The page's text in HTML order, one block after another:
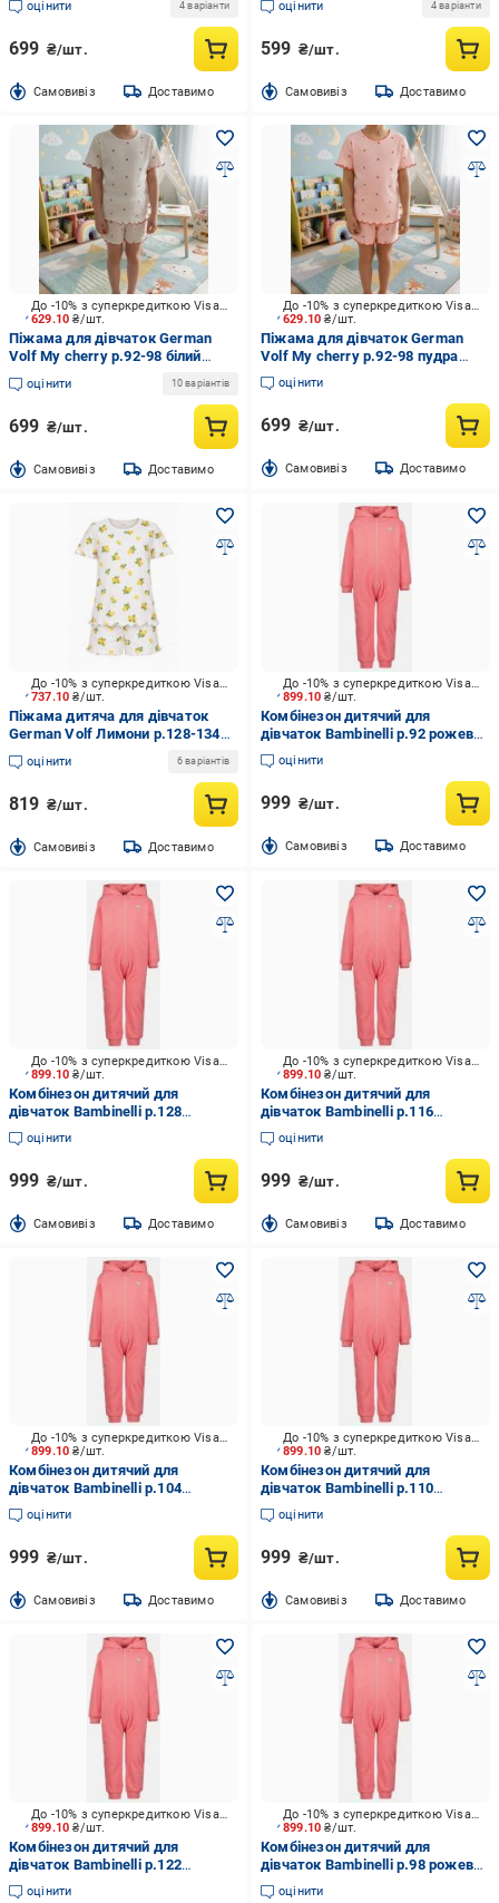
оцінити 4 варіанти
699 ₴/шт.
Cамовивіз Доставимо
оцінити 4 варіанти
599 ₴/шт.
Cамовивіз Доставимо
629.10₴/шт.
До -10% з суперкредиткою Visa Вигода
Піжама для дівчаток German
Volf My cherry р.92-98 білий
26062
оцінити 10 варіантів
699 ₴/шт.
Cамовивіз Доставимо
629.10₴/шт.
До -10% з суперкредиткою Visa Вигода
Піжама для дівчаток German
Volf My cherry р.92-98 пудра
26062
оцінити
699 ₴/шт.
Cамовивіз Доставимо
737.10₴/шт.
До -10% з суперкредиткою Visa Вигода
Піжама дитяча для дівчаток
German Volf Лимони р.128-134
білий із принтом 26038
оцінити 6 варіантів
819 ₴/шт.
Cамовивіз Доставимо
899.10₴/шт.
До -10% з суперкредиткою Visa Вигода
Комбінезон дитячий для
дівчаток Bambinelli р.92 рожевий
777000-00 X 711
оцінити
999 ₴/шт.
Cамовивіз Доставимо
899.10₴/шт.
До -10% з суперкредиткою Visa Вигода
Комбінезон дитячий для
дівчаток Bambinelli р.128
рожевий 777000-00 X 711
оцінити
999 ₴/шт.
Cамовивіз Доставимо
899.10₴/шт.
До -10% з суперкредиткою Visa Вигода
Комбінезон дитячий для
дівчаток Bambinelli р.116
рожевий 777000-00 X 711
оцінити
999 ₴/шт.
Cамовивіз Доставимо
899.10₴/шт.
До -10% з суперкредиткою Visa Вигода
Комбінезон дитячий для
дівчаток Bambinelli р.104
рожевий 777000-00 X 711
оцінити
999 ₴/шт.
Cамовивіз Доставимо
899.10₴/шт.
До -10% з суперкредиткою Visa Вигода
Комбінезон дитячий для
дівчаток Bambinelli р.110
рожевий 777000-00 X 711
оцінити
999 ₴/шт.
Cамовивіз Доставимо
899.10₴/шт.
До -10% з суперкредиткою Visa Вигода
Комбінезон дитячий для
дівчаток Bambinelli р.122
рожевий 777000-00 X 711
оцінити
899.10₴/шт.
До -10% з суперкредиткою Visa Вигода
Комбінезон дитячий для
дівчаток Bambinelli р.98 рожевий
777000-00 X 711
оцінити